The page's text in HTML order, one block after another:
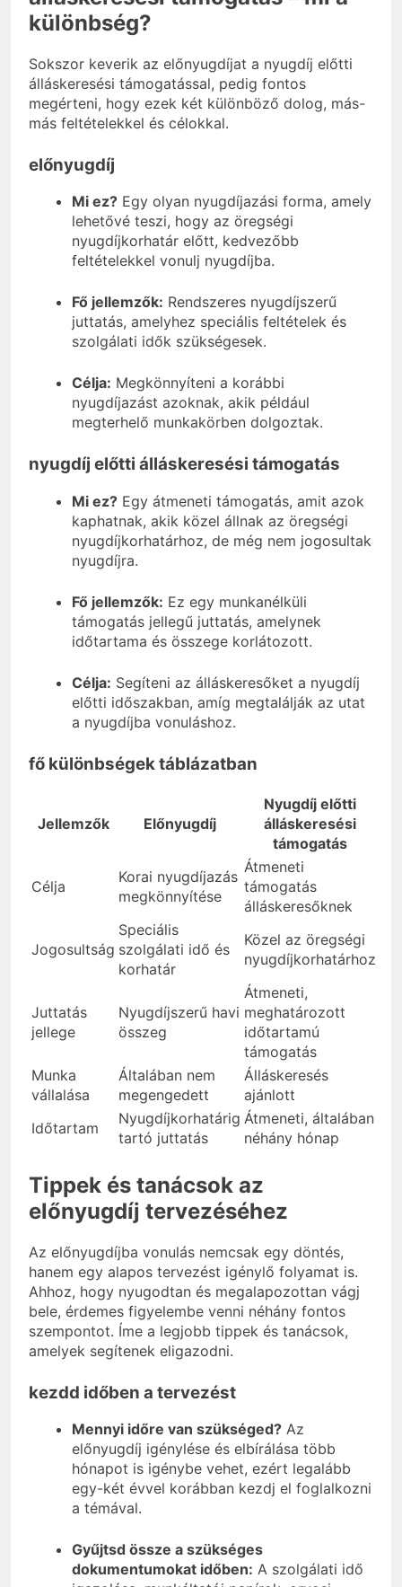
különbség?
Sokszor keverik az előnyugdíjat a nyugdíj előtti
álláskeresési támogatással, pedig fontos
megérteni, hogy ezek két különböző dolog, más-
más feltételekkel és célokkal.
előnyugdíj
Mi ez? Egy olyan nyugdíjazási forma, amely
lehetővé teszi, hogy az öregségi
nyugdíjkorhatár előtt, kedvezőbb
feltételekkel vonulj nyugdíjba.
Fő jellemzők: Rendszeres nyugdíjszerű
juttatás, amelyhez speciális feltételek és
szolgálati idők szükségesek.
Célja: Megkönnyíteni a korábbi
nyugdíjazást azoknak, akik például
megterhelő munkakörben dolgoztak.
nyugdíj előtti álláskeresési támogatás
Mi ez? Egy átmeneti támogatás, amit azok
kaphatnak, akik közel állnak az öregségi
nyugdíjkorhatárhoz, de még nem jogosultak
nyugdíjra.
Fő jellemzők: Ez egy munkanélküli
támogatás jellegű juttatás, amelynek
időtartama és összege korlátozott.
Célja: Segíteni az álláskeresőket a nyugdíj
előtti időszakban, amíg megtalálják az utat
a nyugdíjba vonuláshoz.
fő különbségek táblázatban
Jellemzők Előnyugdíj
Nyugdíj előtti
álláskeresési
támogatás
Célja
Korai nyugdíjazás
megkönnyítése
Átmeneti
támogatás
álláskeresőknek
Jogosultság
Speciális
szolgálati idő és
korhatár
Közel az öregségi
nyugdíjkorhatárhoz
Juttatás
jellege
Nyugdíjszerű havi
összeg
Átmeneti,
meghatározott
időtartamú
támogatás
Munka
vállalása
Általában nem
megengedett
Álláskeresés
ajánlott
Időtartam
Nyugdíjkorhatárig
tartó juttatás
Átmeneti, általában
néhány hónap
Tippek és tanácsok az
előnyugdíj tervezéséhez
Az előnyugdíjba vonulás nemcsak egy döntés,
hanem egy alapos tervezést igénylő folyamat is.
Ahhoz, hogy nyugodtan és megalapozottan vágj
bele, érdemes figyelembe venni néhány fontos
szempontot. Íme a legjobb tippek és tanácsok,
amelyek segítenek eligazodni.
kezdd időben a tervezést
Mennyi időre van szükséged? Az
előnyugdíj igénylése és elbírálása több
hónapot is igénybe vehet, ezért legalább
egy-két évvel korábban kezdj el foglalkozni
a témával.
Gyűjtsd össze a szükséges
dokumentumokat időben: A szolgálati idő